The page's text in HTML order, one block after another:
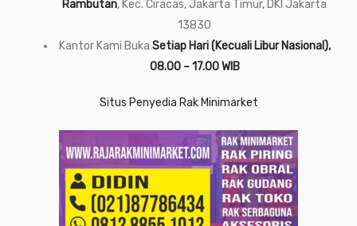
Rambutan, Kec. Ciracas, Jakarta Timur, DKI Jakarta
13830
Kantor Kami Buka Setiap Hari (Kecuali Libur Nasional),
08.00 – 17.00 WIB
Situs Penyedia Rak Minimarket